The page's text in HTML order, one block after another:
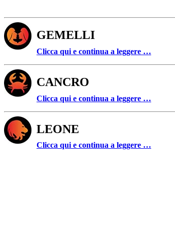
GEMELLI
Clicca qui e continua a leggere …
CANCRO
Clicca qui e continua a leggere …
LEONE
Clicca qui e continua a leggere …